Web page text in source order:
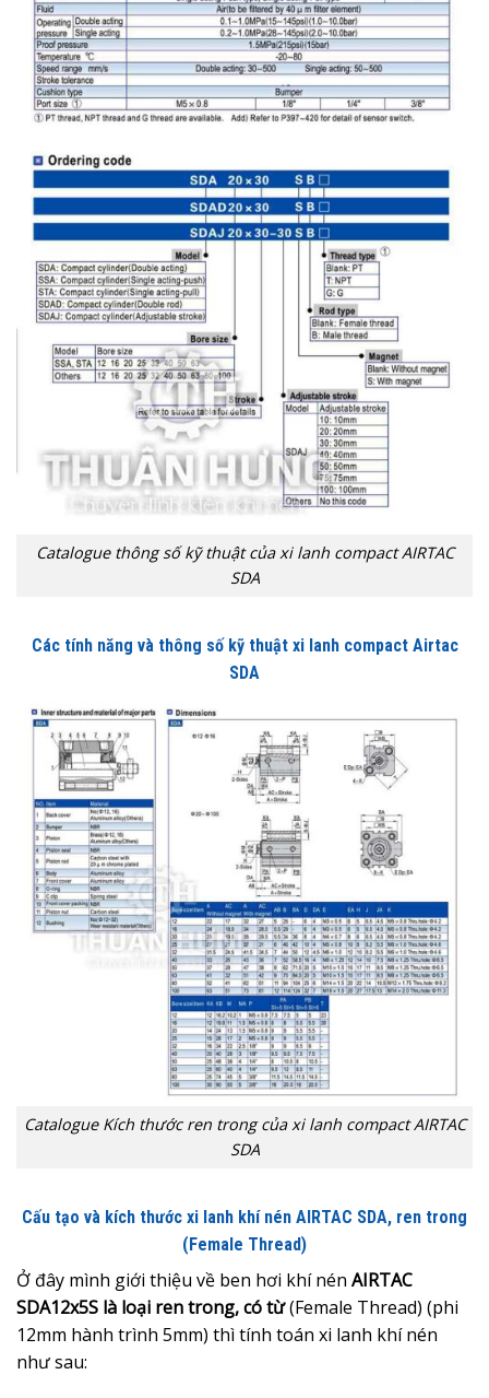
Catalogue thông số kỹ thuật của xi lanh compact AIRTAC
SDA
Các tính năng và thông số kỹ thuật xi lanh compact Airtac
SDA
Catalogue Kích thước ren trong của xi lanh compact AIRTAC
SDA
Cấu tạo và kích thước xi lanh khí nén AIRTAC SDA, ren trong
(Female Thread)
Ở đây mình giới thiệu về ben hơi khí nén AIRTAC
SDA12x5S là loại ren trong, có từ(Female Thread) (phi
12mm hành trình 5mm) thì tính toán xi lanh khí nén
như sau: